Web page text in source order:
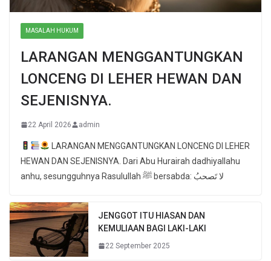
MASALAH HUKUM
LARANGAN MENGGANTUNGKAN
LONCENG DI LEHER HEWAN DAN
SEJENISNYA.
22 April 2026 admin
LARANGAN MENGGANTUNGKAN LONCENG DI LEHER
HEWAN DAN SEJENISNYA. Dari Abu Hurairah dadhiyallahu
anhu, sesungguhnya Rasulullah ﷺ bersabda: لا تَصحبُ
JENGGOT ITU HIASAN DAN
KEMULIAAN BAGI LAKI-LAKI
22 September 2025